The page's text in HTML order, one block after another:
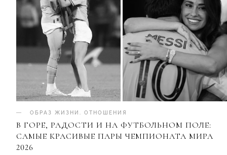
ОБРАЗ ЖИЗНИ ОТНОШЕНИЯ
В ГОРЕ, РАДОСТИ И НА ФУТБОЛЬНОМ ПОЛЕ:
САМЫЕ КРАСИВЫЕ ПАРЫ ЧЕМПИОНАТА МИРА
2026